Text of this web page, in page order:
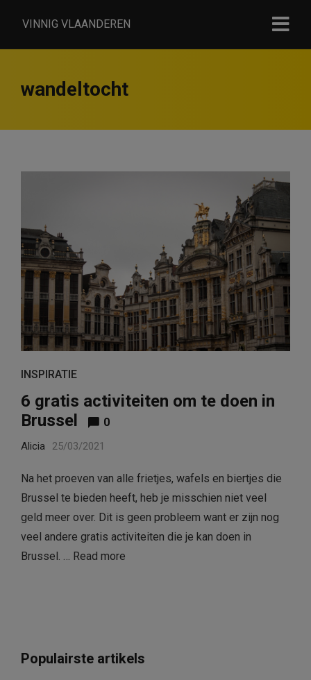
VINNIG VLAANDEREN
wandeltocht
INSPIRATIE
6 gratis activiteiten om te doen in
Brussel
0
Alicia 25/03/2021
Na het proeven van alle frietjes, wafels en biertjes die
Brussel te bieden heeft, heb je misschien niet veel
geld meer over. Dit is geen probleem want er zijn nog
veel andere gratis activiteiten die je kan doen in
Brussel. … Read more
Populairste artikels